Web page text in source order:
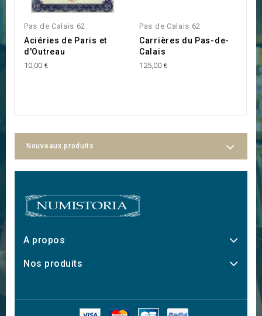
Pas de Calais 62
Aciéries de Paris et
d'Outreau
10,00 €
Pas de Calais 62
Carrières du Pas-de-
Calais
125,00 €
Nouveaux produits
A propos
Nos produits